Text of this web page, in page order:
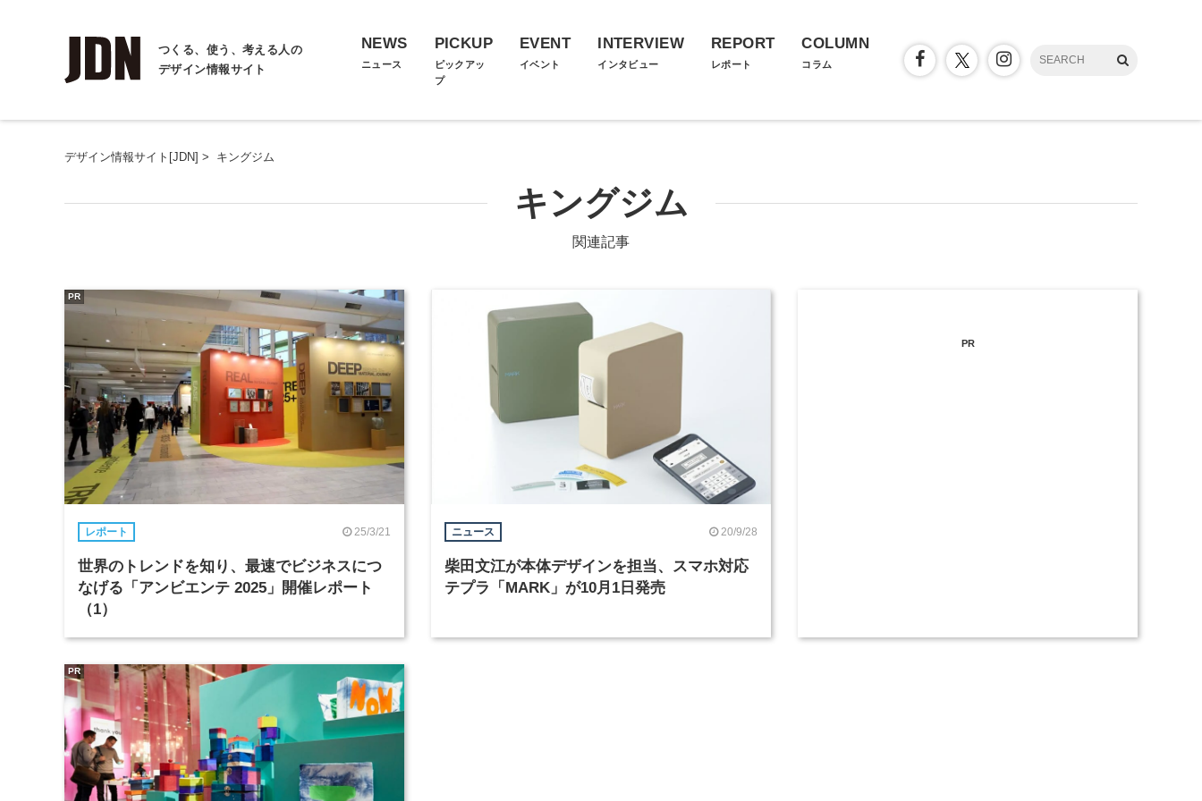
つくる、使う、考える人の
デザイン情報サイト
NEWS
ニュース
PICKUP
ピックアッ
プ
EVENT
イベント
INTERVIEW
インタビュー
REPORT
レポート
COLUMN
コラム
デザイン情報サイト[JDN] > キングジム
キングジム
関連記事
レポート 25/3/21
世界のトレンドを知り、最速でビジネスにつ
なげる「アンビエンテ 2025」開催レポート
（1）
PR
ニュース 20/9/28
柴田文江が本体デザインを担当、スマホ対応
テプラ「MARK」が10月1日発売
PR
PR